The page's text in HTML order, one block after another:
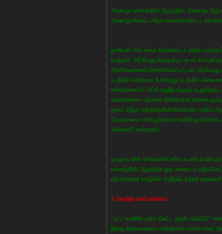
அவனது உள்ளத்தின் ஆழத்தில், அவனது ஆழ்
அவனது சிகரம். அந்த கனவால் ஏற்பட்ட
ஜுலியஸ் சீசர் என்ற ஆங்கிலப் படத்தில்
நடித்தார். அப்போது அவருக்கு பல
அணிகலன்கள்)அணிவிக்கப்பட்டன. அப்போது
படத்தில் தெரியவா போகிறது, படத்தில்
என்றார்களாம். அப்போதுஇயக்குநர் கூறுகிறார்,
பரவாயில்லை. ஆனால் கிளியோபாட்ராவாக
மூலம் அந்த பாத்திரத்தின்மிகப்பெரிய மதிப்பு
பெருமையை மனப்பூர்வமாக உணர்ந்து
அல்லவா? என்றாராம்.
நமது உடலின் செல்களில் உள்ள டி.என்.ஏ.யில்
உள்ளத்தின் ஆழத்தில் ஒரு வரைபடம்
ஏற்பஅவரவர் வாழ்வில் அதிர்ஷ்டத்தின்
3. வெற்றி மனப்பான்மை:
“பட்ட காலிலே படும் கெட்ட குடியே கெடும்”
இதை நேர்மறையாக மாற்றினால் பணம்